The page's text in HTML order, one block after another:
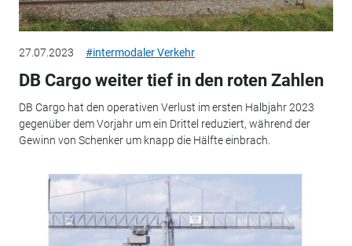
27.07.2023 #intermodaler Verkehr
DB Cargo weiter tief in den roten Zahlen
DB Cargo hat den operativen Verlust im ersten Halbjahr 2023
gegenüber dem Vorjahr um ein Drittel reduziert, während der
Gewinn von Schenker um knapp die Hälfte einbrach.